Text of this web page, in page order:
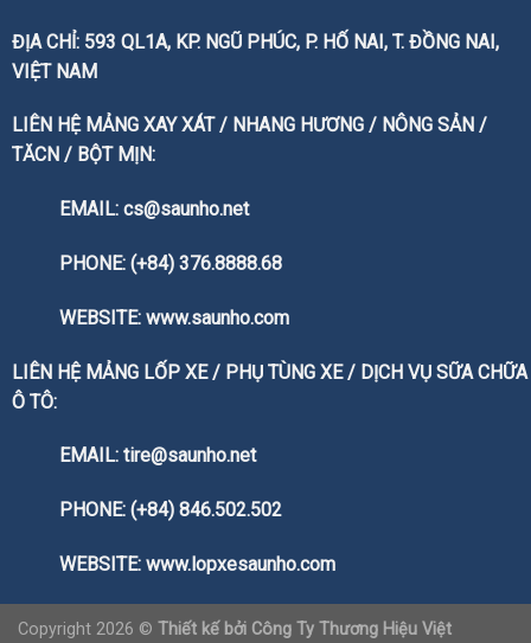
ĐỊA CHỈ: 593 QL1A, KP. NGŨ PHÚC, P. HỐ NAI, T. ĐỒNG NAI,
VIỆT NAM
LIÊN HỆ MẢNG XAY XÁT / NHANG HƯƠNG / NÔNG SẢN /
TĂCN / BỘT MỊN:
EMAIL: cs@saunho.net
PHONE: (+84) 376.8888.68
WEBSITE: www.saunho.com
LIÊN HỆ MẢNG LỐP XE / PHỤ TÙNG XE / DỊCH VỤ SỮA CHỮA
Ô TÔ:
EMAIL: tire@saunho.net
PHONE: (+84) 846.502.502
WEBSITE: www.lopxesaunho.com
Copyright 2026 © Thiết kế bởi Công Ty Thương Hiệu Việt